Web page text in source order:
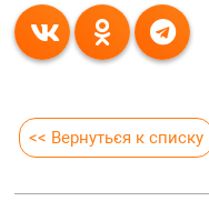
<< Вернуться к списку